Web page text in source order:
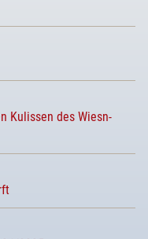
Kulissen des Wiesn-